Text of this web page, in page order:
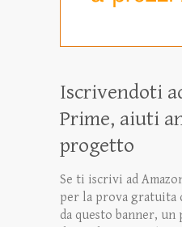
Iscrivendoti
Prime, aiuti
progetto
Se ti iscrivi ad
per la prova gratuita
da questo banner,